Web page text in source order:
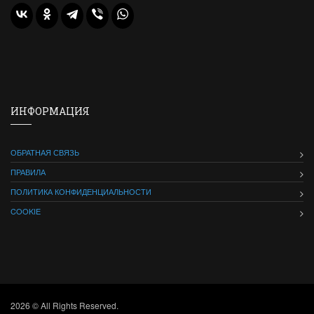
ИНФОРМАЦИЯ
ОБРАТНАЯ СВЯЗЬ
ПРАВИЛА
ПОЛИТИКА КОНФИДЕНЦИАЛЬНОСТИ
COOKIE
2026 © All Rights Reserved.